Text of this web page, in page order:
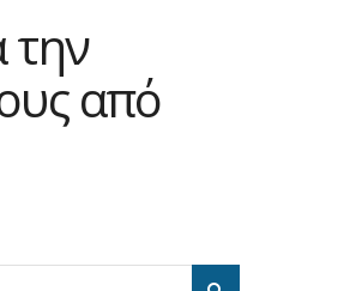
την
από